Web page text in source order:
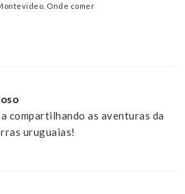
Onde comer
compartilhando as aventuras da
uruguaias!